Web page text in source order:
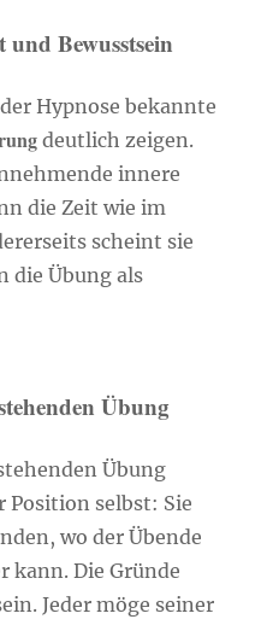
Bewusstsein
Hypnose bekannte
deutlich zeigen.
innere
die Zeit wie im
scheint sie
die Übung als
Übung
Übung
Position selbst: Sie
wo der Übende
kann. Die Gründe
Jeder möge seiner